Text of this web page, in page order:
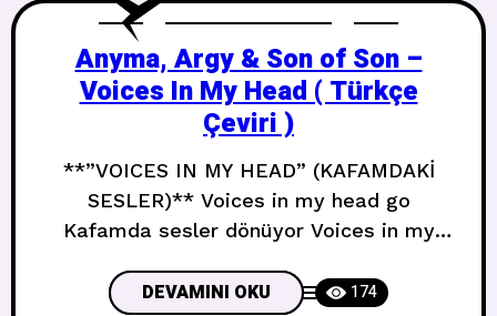
Anyma, Argy & Son of Son –
Voices In My Head ( Türkçe
Çeviri )
**”VOICES IN MY HEAD” (KAFAMDAKİ
SESLER)** Voices in my head go
Kafamda sesler dönüyor Voices in my
Kon kon kon kon kon kon kon kon Kon kon
DEVAMINI OKU 174